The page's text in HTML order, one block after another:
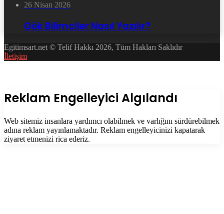
26 Nisan 2026
Gök Bilimciler Nasıl Yazılır?
Egitimsart.net © Telif Hakkı 2026, Tüm Hakları Saklıdır
İletişim
Kapalı
Reklam Engelleyici Algılandı
Web sitemiz insanlara yardımcı olabilmek ve varlığını sürdürebilmek
adına reklam yayınlamaktadır. Reklam engelleyicinizi kapatarak
ziyaret etmenizi rica ederiz.